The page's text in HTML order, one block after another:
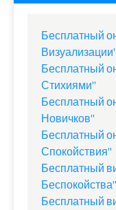
Бесплатный
Визуализации"
Бесплатный
Стихиями"
Бесплатный
Новичков"
Бесплатный
Спокойствия"
Бесплатный
Беспокойства"
Бесплатный